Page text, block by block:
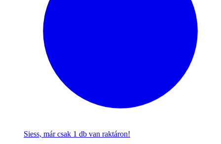
Siess, már csak 1 db van raktáron!